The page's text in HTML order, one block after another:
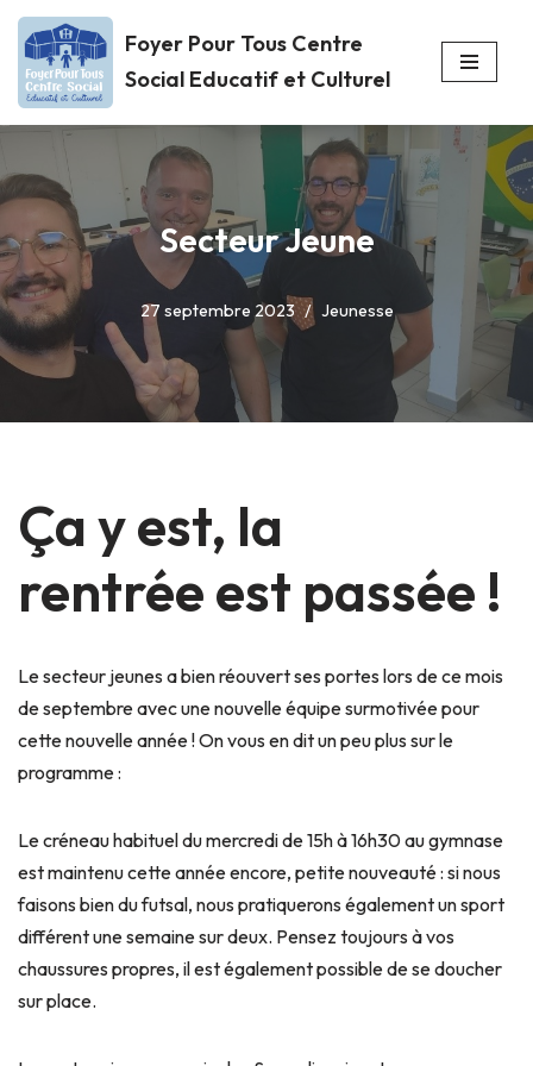
Aller
au
contenu
Foyer Pour Tous Centre
Social Educatif et Culturel
Secteur Jeune
27 septembre 2023 Jeunesse
Ça y est, la
rentrée est passée !
Le secteur jeunes a bien réouvert ses portes lors de ce mois
de septembre avec une nouvelle équipe surmotivée pour
cette nouvelle année ! On vous en dit un peu plus sur le
programme :
Le créneau habituel du mercredi de 15h à 16h30 au gymnase
est maintenu cette année encore, petite nouveauté : si nous
faisons bien du futsal, nous pratiquerons également un sport
différent une semaine sur deux. Pensez toujours à vos
chaussures propres, il est également possible de se doucher
sur place.